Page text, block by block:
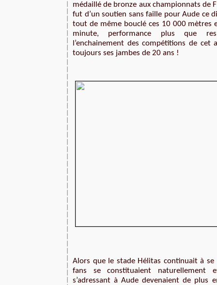
médaillé de bronze aux championnats de
fut d’un soutien sans faille pour Aude ce
tout de même bouclé ces 10 000 mètres
minute, performance plus que
l’enchainement des compétitions de
toujours ses jambes de 20 ans !
Alors que le stade Hélitas continuait à se
fans se constituaient naturellement
s’adressant à Aude devenaient de plus